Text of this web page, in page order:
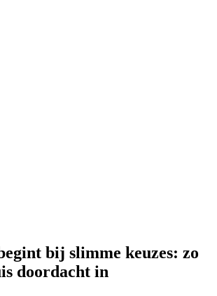
bij slimme keuzes: zo
doordacht in